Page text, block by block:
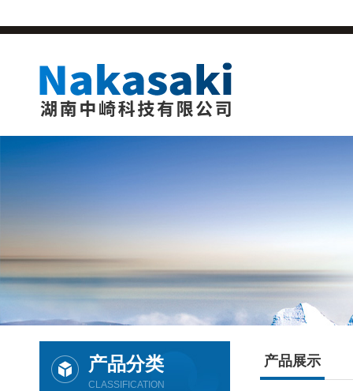
产品分类
CLASSIFICATION
产品展示